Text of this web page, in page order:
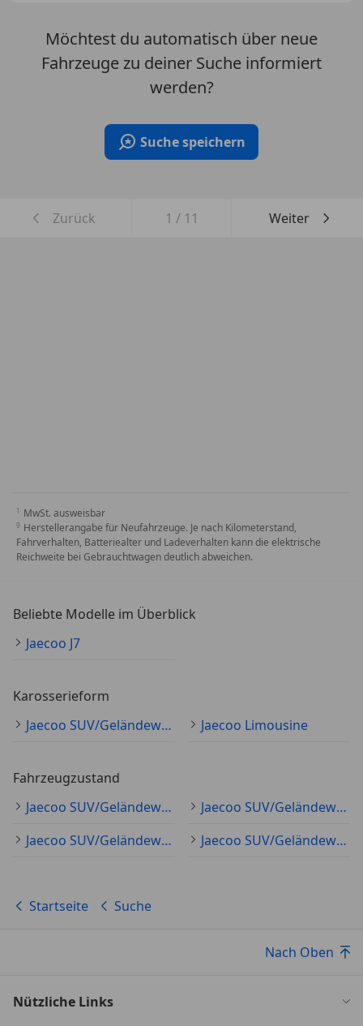
Möchtest du automatisch über neue
Fahrzeuge zu deiner Suche informiert
werden?
Suche speichern
Zurück 1 / 11 Weiter
MwSt. ausweisbar
Herstellerangabe für Neufahrzeuge. Je nach Kilometerstand,
Fahrverhalten, Batteriealter und Ladeverhalten kann die elektrische
Reichweite bei Gebrauchtwagen deutlich abweichen.
Beliebte Modelle im Überblick
Jaecoo J7
Karosserieform
Jaecoo SUV/Geländewagen/Pickup
Jaecoo Limousine
Fahrzeugzustand
Jaecoo SUV/Geländewagen/Pickup Neu
Jaecoo SUV/Geländewagen/Pickup Vorführfahrzeug
Jaecoo SUV/Geländewagen/Pickup Tageszulassung
Jaecoo SUV/Geländewagen/Pickup Gebraucht
Startseite Suche
Nach Oben
Nützliche Links